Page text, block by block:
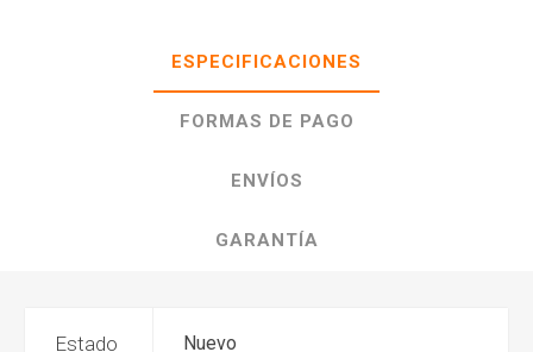
ESPECIFICACIONES
FORMAS DE PAGO
ENVÍOS
GARANTÍA
Estado Nuevo